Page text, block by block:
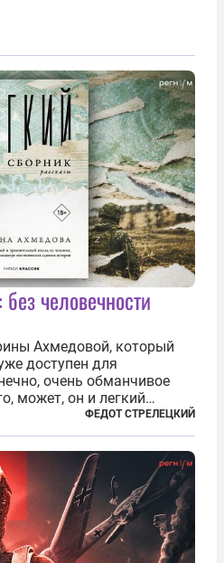
человечности
Ахмедовой, который
доступен для
очень обманчивое
может, он и легкий
—
Десять рассказов,
или косвенно (в
ФЕДОТ СТРЕЛЕЦКИЙ